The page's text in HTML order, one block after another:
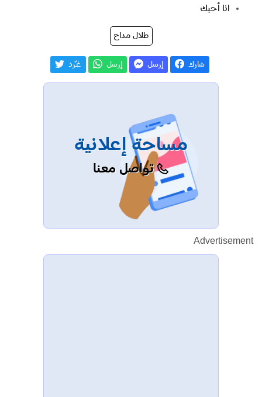
انا أحبك
طلال مداح
شارك إرسل إرسل غـّرد
مساحة إعلانية
تواصل معنا
Advertisement